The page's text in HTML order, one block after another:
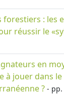
: les
réussir le
en
à jouer dans
? - pp.